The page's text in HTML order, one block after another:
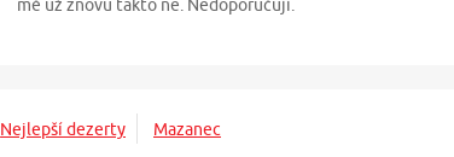
mě už znovu takto ne. Nedoporučuji.
Nejlepší dezerty Mazanec